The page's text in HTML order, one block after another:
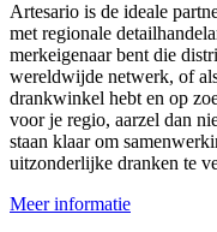
Artesario is de ideale
met regionale
merkeigenaar bent die
wereldwijde netwerk, of
drankwinkel hebt en op
voor je regio, aarzel dan
staan klaar om
uitzonderlijke dranken te
Meer informatie